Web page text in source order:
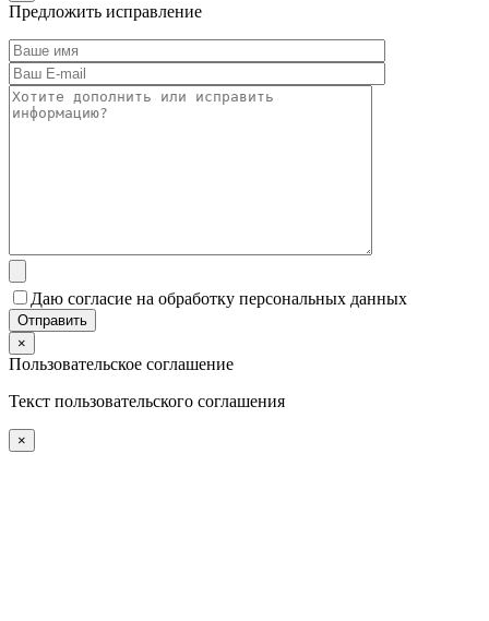
Предложить исправление
Даю согласие на обработку персональных данных
×
Пользовательское соглашение
Текст пользовательского соглашения
×